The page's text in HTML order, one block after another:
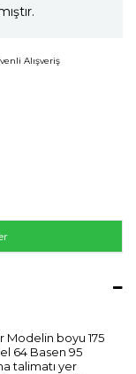
Alışveriş
boyu 175
64 Basen 95
talimatı yer